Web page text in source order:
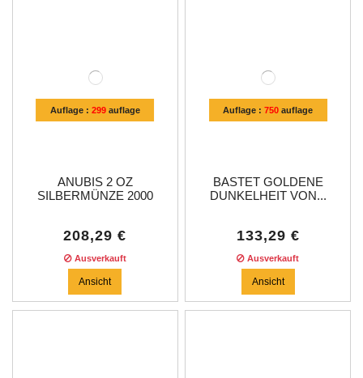
Auflage : 299auflage
ANUBIS 2 OZ
SILBERMÜNZE 2000
208,29 €
Ausverkauft
Ansicht
Auflage :750 auflage
BASTET GOLDENE
DUNKELHEIT VON...
133,29 €
Ausverkauft
Ansicht